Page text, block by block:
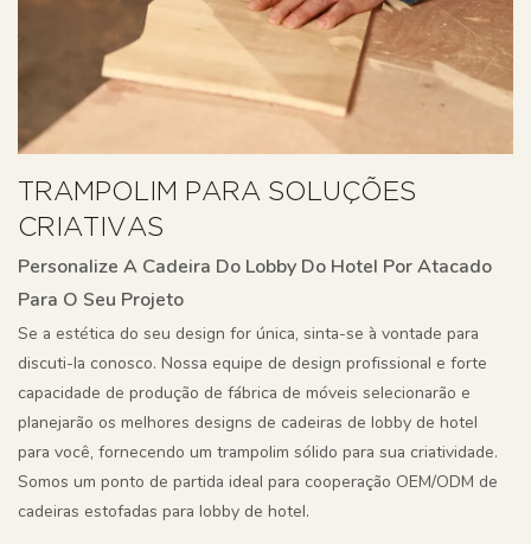
TRAMPOLIM PARA SOLUÇÕES
CRIATIVAS
Personalize A Cadeira Do Lobby Do Hotel Por Atacado
Para O Seu Projeto
Se a estética do seu design for única, sinta-se à vontade para
discuti-la conosco. Nossa equipe de design profissional e forte
capacidade de produção de fábrica de móveis selecionarão e
planejarão os melhores designs de cadeiras de lobby de hotel
para você, fornecendo um trampolim sólido para sua criatividade.
Somos um ponto de partida ideal para cooperação OEM/ODM de
cadeiras estofadas para lobby de hotel.